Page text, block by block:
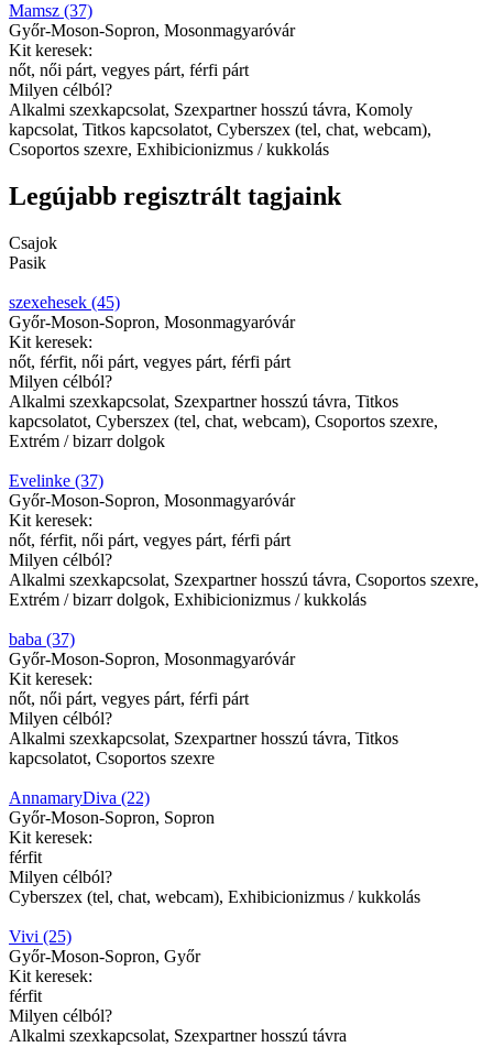
Mamsz (37)
Győr-Moson-Sopron, Mosonmagyaróvár
Kit keresek:
nőt, női párt, vegyes párt, férfi párt
Milyen célból?
Alkalmi szexkapcsolat, Szexpartner hosszú távra, Komoly
kapcsolat, Titkos kapcsolatot, Cyberszex (tel, chat, webcam),
Csoportos szexre, Exhibicionizmus / kukkolás
Legújabb regisztrált tagjaink
Csajok
Pasik
szexehesek (45)
Győr-Moson-Sopron, Mosonmagyaróvár
Kit keresek:
nőt, férfit, női párt, vegyes párt, férfi párt
Milyen célból?
Alkalmi szexkapcsolat, Szexpartner hosszú távra, Titkos
kapcsolatot, Cyberszex (tel, chat, webcam), Csoportos szexre,
Extrém / bizarr dolgok
Evelinke (37)
Győr-Moson-Sopron, Mosonmagyaróvár
Kit keresek:
nőt, férfit, női párt, vegyes párt, férfi párt
Milyen célból?
Alkalmi szexkapcsolat, Szexpartner hosszú távra, Csoportos szexre,
Extrém / bizarr dolgok, Exhibicionizmus / kukkolás
baba (37)
Győr-Moson-Sopron, Mosonmagyaróvár
Kit keresek:
nőt, női párt, vegyes párt, férfi párt
Milyen célból?
Alkalmi szexkapcsolat, Szexpartner hosszú távra, Titkos
kapcsolatot, Csoportos szexre
AnnamaryDiva (22)
Győr-Moson-Sopron, Sopron
Kit keresek:
férfit
Milyen célból?
Cyberszex (tel, chat, webcam), Exhibicionizmus / kukkolás
Vivi (25)
Győr-Moson-Sopron, Győr
Kit keresek:
férfit
Milyen célból?
Alkalmi szexkapcsolat, Szexpartner hosszú távra